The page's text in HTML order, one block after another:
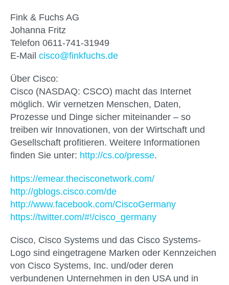
Fink & Fuchs AG
Johanna Fritz
Telefon 0611-741-31949
E-Mail cisco@finkfuchs.de
Über Cisco:
Cisco (NASDAQ: CSCO) macht das Internet
möglich. Wir vernetzen Menschen, Daten,
Prozesse und Dinge sicher miteinander – so
treiben wir Innovationen, von der Wirtschaft und
Gesellschaft profitieren. Weitere Informationen
finden Sie unter: http://cs.co/presse.
https://emear.thecisconetwork.com/
http://gblogs.cisco.com/de
http://www.facebook.com/CiscoGermany
https://twitter.com/#!/cisco_germany
Cisco, Cisco Systems und das Cisco Systems-
Logo sind eingetragene Marken oder Kennzeichen
von Cisco Systems, Inc. und/oder deren
verbundenen Unternehmen in den USA und in